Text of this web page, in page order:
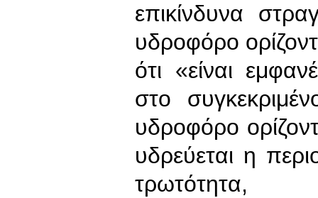
επικίνδυνα
υδροφόρο
ότι «είναι
στο
υδροφόρο
υδρεύεται η
τρωτότητα,